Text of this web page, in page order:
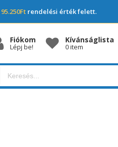
95.250Ft rendelési érték felett.
Fiókom
Lépj be!
Kívánságlista
0 item